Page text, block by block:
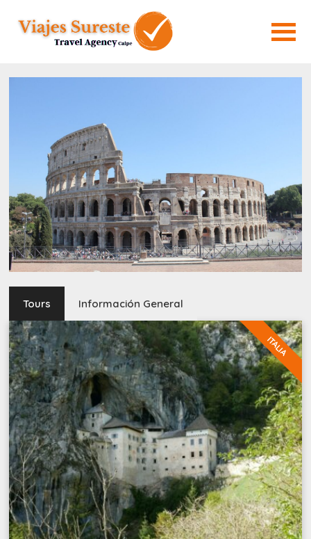
Tours Información General
ITALIA